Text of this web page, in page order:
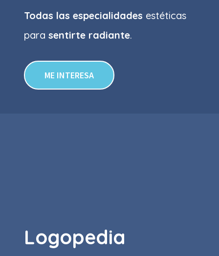
Todas las especialidades estéticas
parasentirte radiante.
ME INTERESA
Logopedia